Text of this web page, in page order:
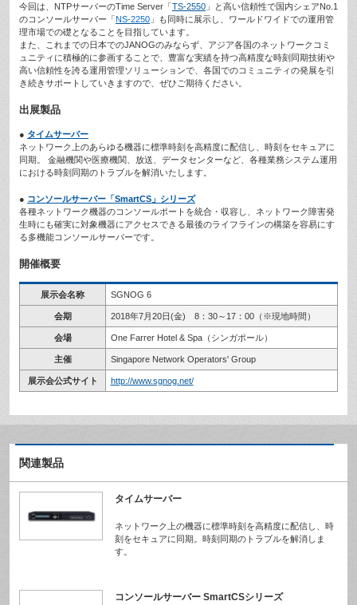
今回は、NTPサーバーのTime Server「TS-2550 」と高い信頼性で国内シェアNo.1
のコンソールサーバー「NS-2250 」も同時に展示し、ワールドワイドでの運用管
理市場での礎となることを目指しています。
また、これまでの日本でのJANOGのみならず、アジア各国のネットワークコミ
ュニティに積極的に参画することで、豊富な実績を持つ高精度な時刻同期技術や
高い信頼性を誇る運用管理ソリューションで、各国でのコミュニティの発展を引
き続きサポートしていきますので、ぜひご期待ください。
出展製品
● タイムサーバー
ネットワーク上のあらゆる機器に標準時刻を高精度に配信し、時刻をセキュアに
同期。 金融機関や医療機関、放送、データセンターなど、各種業務システム運用
における時刻同期のトラブルを解消いたします。
● コンソールサーバー「SmartCS」シリーズ
各種ネットワーク機器のコンソールポートを統合・収容し、ネットワーク障害発
生時にも確実に対象機器にアクセスできる最後のライフラインの構築を容易にす
る多機能コンソールサーバーです。
開催概要
展示会名称 SGNOG 6
会期 2018年7月20日(金) 8：30～17：00（※現地時間）
会場 One Farrer Hotel & Spa（シンガポール）
主催 Singapore Network Operators' Group
展示会公式サイト http://www.sgnog.net/
関連製品
タイムサーバー
ネットワーク上の機器に標準時刻を高精度に配信し、時
刻をセキュアに同期。時刻同期のトラブルを解消しま
す。
コンソールサーバー SmartCSシリーズ